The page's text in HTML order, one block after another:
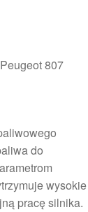
807
do
wysokie
pracę silnika.